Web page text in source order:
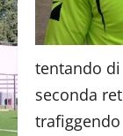
tentando
seconda